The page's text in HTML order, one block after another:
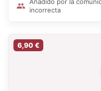
incorrecta
6,90 €